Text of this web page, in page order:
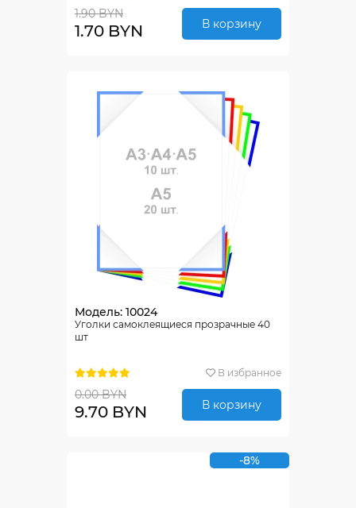
1.90 BYN
1.70 BYN В корзину
Модель: 10024
Уголки самоклеящиеся прозрачные 40
шт
В избранное
0.00 BYN
9.70 BYN В корзину
-8%